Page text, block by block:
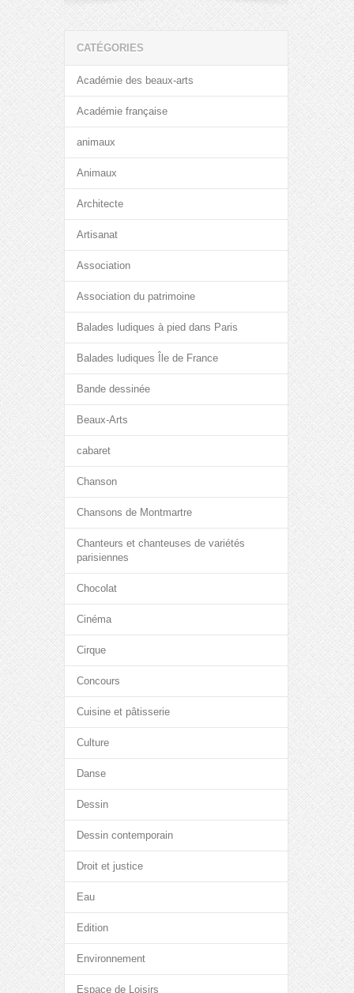
CATÉGORIES
Académie des beaux-arts
Académie française
animaux
Animaux
Architecte
Artisanat
Association
Association du patrimoine
Balades ludiques à pied dans Paris
Balades ludiques Île de France
Bande dessinée
Beaux-Arts
cabaret
Chanson
Chansons de Montmartre
Chanteurs et chanteuses de variétés
parisiennes
Chocolat
Cinéma
Cirque
Concours
Cuisine et pâtisserie
Culture
Danse
Dessin
Dessin contemporain
Droit et justice
Eau
Edition
Environnement
Espace de Loisirs